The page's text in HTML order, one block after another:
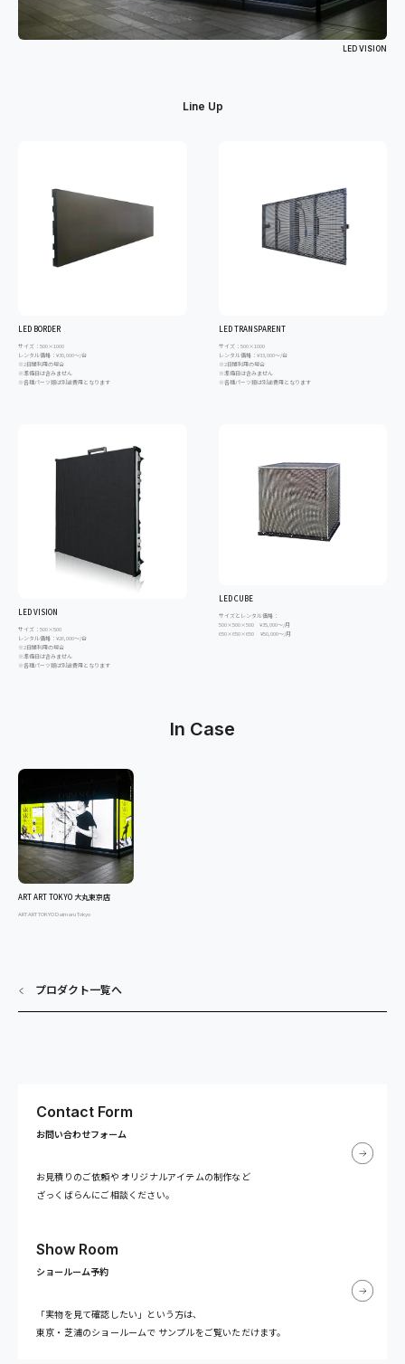
LED VISION
Line Up
LED BORDER
サイズ：500×1000
レンタル価格：¥30,000～/台
※2日間利用の場合
※準備日は含みません
※各種パーツ類は別途費用となります
LED TRANSPARENT
サイズ：500×1000
レンタル価格：¥33,000～/台
※2日間利用の場合
※準備日は含みません
※各種パーツ類は別途費用となります
LED VISION
サイズ：500×500
レンタル価格：¥26,000～/台
※2日間利用の場合
※準備日は含みません
※各種パーツ類は別途費用となります
LED CUBE
サイズとレンタル価格：
500×500×500 ¥35,000～/月
650×650×650 ¥50,000～/月
In Case
ART ART TOKYO 大丸東京店
ART ART TOKYO Daimaru Tokyo
プロダクト一覧へ
Contact Form
お問い合わせフォーム
お見積りのご依頼や オリジナルアイテムの制作など
ざっくばらんにご相談ください。
Show Room
ショールーム予約
「実物を見て確認したい」という方は、
東京・芝浦のショールームで サンプルをご覧いただけます。